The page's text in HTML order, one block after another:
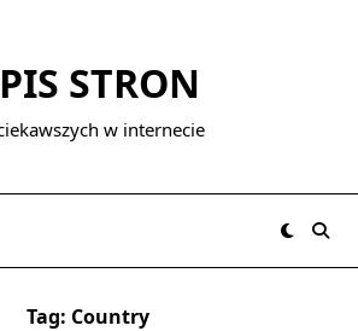
STRON
w internecie
Tag: Country